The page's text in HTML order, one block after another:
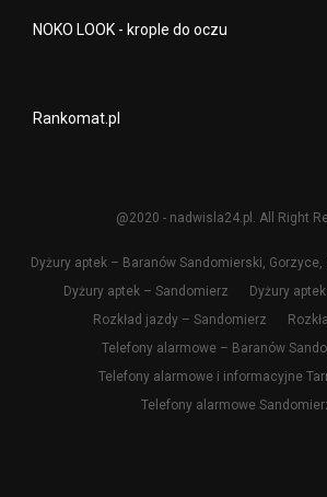
NOKO LOOK - krople do oczu
Rankomat.pl
@2020 - nadwisla24.pl. All Right
Dyżury aptek – Baranów Sandomierski, Gorzyce,
Dyżury aptek – Sandomierz
Dyżury
Rozkład jazdy – Sandomierz
Telefony alarmowe – Baranów
Telefony alarmowe i informacyjne
Telefony alarmowe